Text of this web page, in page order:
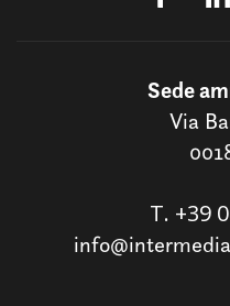
Sede
Via
T. +39